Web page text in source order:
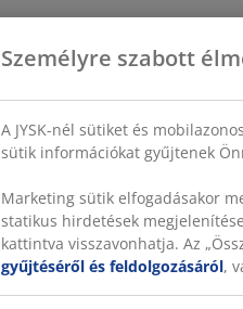
Személyre szabott
A JYSK-nél sütiket és
sütik információkat gyűjtenek
Marketing sütik elfogadásakor
statikus hirdetések
kattintva visszavonhatja. Az
gyűjtéséről és feldolgozásáról,